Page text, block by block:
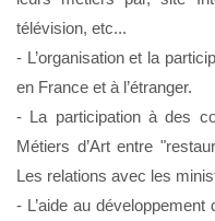
télévision, etc...
- L’organisation et la
en France et à l’étranger.
- La participation à des
Métiers d’Art entre
Les relations avec les
- L’aide au